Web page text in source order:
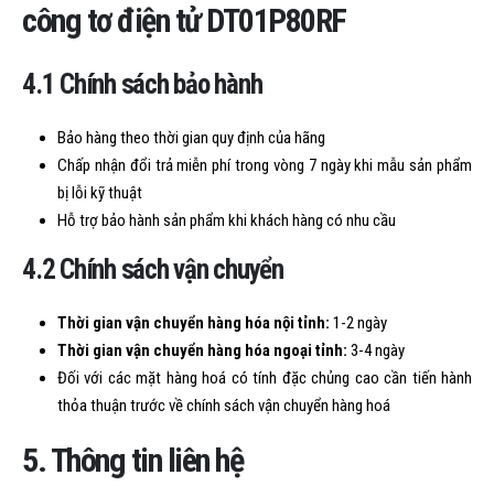
công tơ điện tử DT01P80RF
4.1 Chính sách bảo hành
Bảo hàng theo thời gian quy định của hãng
Chấp nhận đổi trả miễn phí trong vòng 7 ngày khi mẫu sản phẩm
bị lỗi kỹ thuật
Hỗ trợ bảo hành sản phẩm khi khách hàng có nhu cầu
4.2 Chính sách vận chuyển
Thời gian vận chuyển hàng hóa nội tỉnh: 1-2 ngày
Thời gian vận chuyển hàng hóa ngoại tỉnh: 3-4 ngày
Đối với các mặt hàng hoá có tính đặc chủng cao cần tiến hành
thỏa thuận trước về chính sách vận chuyển hàng hoá
5. Thông tin liên hệ